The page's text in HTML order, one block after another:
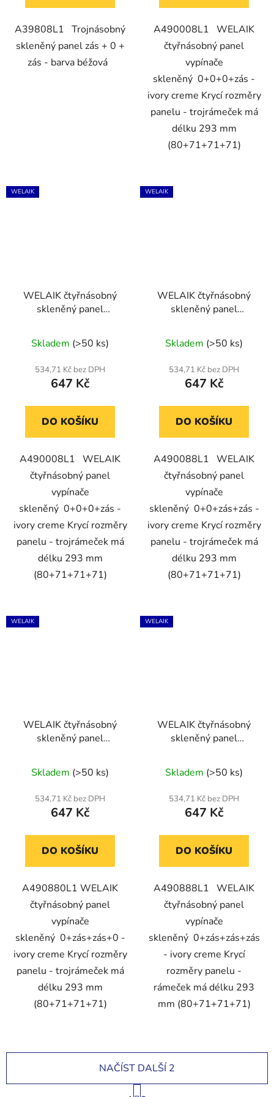
A39808L1 Trojnásobný
skleněný panel zás + 0 +
zás - barva béžová
A490008L1 WELAIK
čtyřnásobný panel
vypínače
skleněný 0+0+0+zás -
ivory creme Krycí rozměry
panelu - trojrámeček má
délku 293 mm
(80+71+71+71)
WELAIK
WELAIK čtyřnásobný
skleněný panel
creme
Skladem (>50 ks)
534,71 Kč bez DPH
647 Kč
DO KOŠÍKU
A490008L1 WELAIK
čtyřnásobný panel
vypínače
skleněný 0+0+0+zás -
ivory creme Krycí rozměry
panelu - trojrámeček má
délku 293 mm
(80+71+71+71)
WELAIK
WELAIK čtyřnásobný
skleněný panel
creme
Skladem (>50 ks)
534,71 Kč bez DPH
647 Kč
DO KOŠÍKU
A490088L1 WELAIK
čtyřnásobný panel
vypínače
skleněný 0+0+zás+zás -
ivory creme Krycí rozměry
panelu - trojrámeček má
délku 293 mm
(80+71+71+71)
WELAIK
WELAIK čtyřnásobný
skleněný panel
creme
Skladem (>50 ks)
534,71 Kč bez DPH
647 Kč
DO KOŠÍKU
A490880L1 WELAIK
čtyřnásobný panel
vypínače
skleněný 0+zás+zás+0 -
ivory creme Krycí rozměry
panelu - trojrámeček má
délku 293 mm
(80+71+71+71)
WELAIK
WELAIK čtyřnásobný
skleněný panel
creme
Skladem (>50 ks)
534,71 Kč bez DPH
647 Kč
DO KOŠÍKU
A490888L1 WELAIK
čtyřnásobný panel
vypínače
skleněný 0+zás+zás+zás
- ivory creme Krycí
rozměry panelu -
rámeček má délku 293
mm (80+71+71+71)
NAČÍST DALŠÍ 2
S